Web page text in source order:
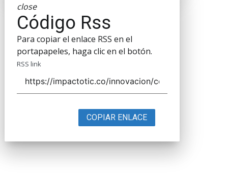
close
Código Rss
Para copiar el enlace RSS en el
portapapeles, haga clic en el botón.
RSS link
COPIAR ENLACE